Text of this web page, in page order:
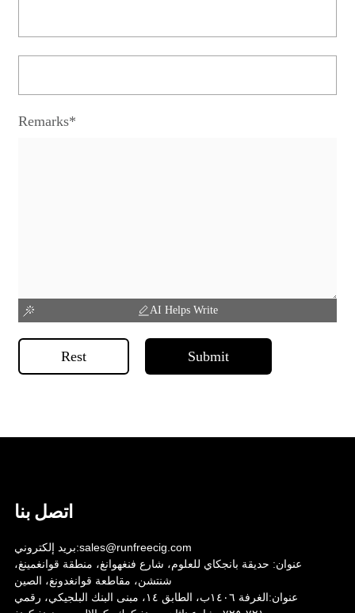
Remarks*
AI Helps Write
Rest Submit
اتصل بنا
بريد إلكتروني:sales@runfreecig.com
عنوان: حديقة بانجكاي للعلوم، شارع فنغهوانغ، منطقة قوانغمينغ،
شنتشن، مقاطعة قوانغدونغ، الصين
عنوان:
الغرفة ١٤٠٦ب، الطابق ١٤، مبنى البنك البلجيكي، رقمي